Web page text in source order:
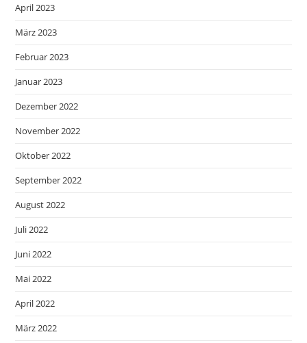
April 2023
März 2023
Februar 2023
Januar 2023
Dezember 2022
November 2022
Oktober 2022
September 2022
August 2022
Juli 2022
Juni 2022
Mai 2022
April 2022
März 2022